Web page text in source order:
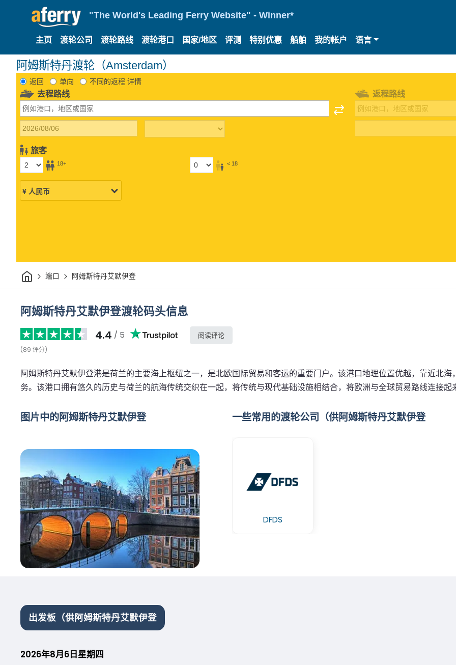
"The World's Leading Ferry Website" - Winner*
主页 渡轮公司 渡轮路线 渡轮港口 国家/地区 评测 特别优惠 船舶 我的帐户 语言
阿姆斯特丹渡轮（Amsterdam）
返回 单向 不同的返程 详情
去程路线
旅客
18+ < 18
返程路线
家 端口 阿姆斯特丹艾默伊登
阿姆斯特丹艾默伊登渡轮码头信息
4.4 / 5
(89 评分)
阅读评论
阿姆斯特丹艾默伊登港是荷兰的主要海上枢纽之一，是北欧国际贸易和客运的重要门户。该港口地理位置优越，靠近北
务。该港口拥有悠久的历史与荷兰的航海传统交织在一起，将传统与现代基础设施相结合，将欧洲与全球贸易路线连接
图片中的阿姆斯特丹艾默伊登 一些常用的渡轮公司（供阿姆斯特丹艾默伊登
DFDS
出发板（供阿姆斯特丹艾默伊登
2026年8月6日星期四